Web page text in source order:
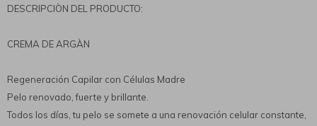
DESCRIPCIÒN DEL PRODUCTO:
CREMA DE ARGÀN
Regeneración Capilar con Células Madre
Pelo renovado, fuerte y brillante.
Todos los días, tu pelo se somete a una renovación celular constante,